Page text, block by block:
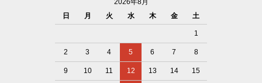
2026年8月
日
月 火 水 木 金 土
1
2 3 4 5 6 7 8
9 10 11 12 13 14 15